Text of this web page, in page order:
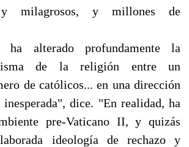
y milagrosos, y millones de
ha alterado profundamente la
de la religión entre un
de católicos... en una dirección
inesperada", dice. "En realidad, ha
pre-Vaticano II, y quizás
ideología de rechazo y